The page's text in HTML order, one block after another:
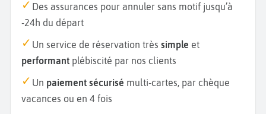
Des assurances pour annuler sans motif jusqu’à
-24h du départ
Un service de réservation très simple et
performant plébiscité par nos clients
Un paiement sécurisé multi-cartes, par chèque
vacances ou en 4 fois